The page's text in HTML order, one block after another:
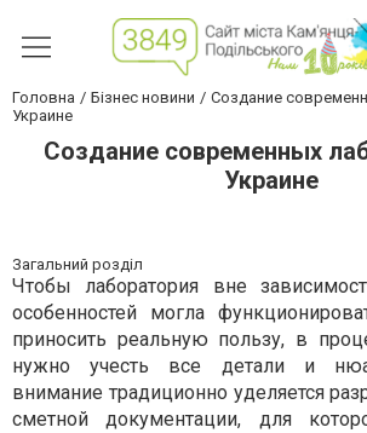
Головна Бізнес новини
Создание
Украине
Создание современных
Украине
Загальний розділ
Чтобы лаборатория вне
особенностей могла
приносить реальную пользу, в
нужно учесть все детали и
внимание традиционно уделяется
сметной документации, для